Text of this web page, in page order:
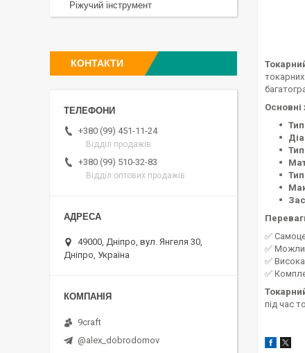
Основні
Тип
✅
✅
✅ Висока
✅
під час
Ріжучий інструмент
КОНТАКТИ
+380 (99) 451-11-24
Відділ продажів
+380 (99) 510-32-83
Відділ оптових продажів
49000, Дніпро, вул. Янгеля 30,
Дніпро, Україна
9craft
@alex_dobrodomov